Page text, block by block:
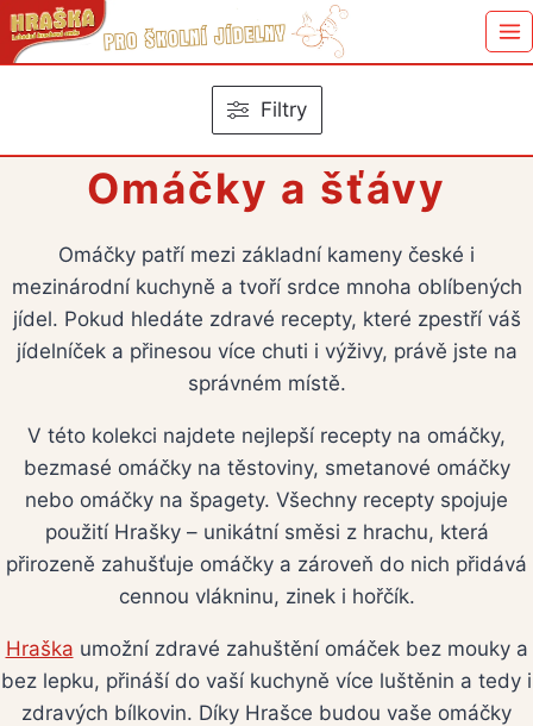
Přeskočit
na
Filtry
Omáčky a šťávy
Omáčky patří mezi základní kameny české i
mezinárodní kuchyně a tvoří srdce mnoha oblíbených
jídel. Pokud hledáte zdravé recepty, které zpestří váš
jídelníček a přinesou více chuti i výživy, právě jste na
správném místě.
V této kolekci najdete nejlepší recepty na omáčky,
bezmasé omáčky na těstoviny, smetanové omáčky
nebo omáčky na špagety. Všechny recepty spojuje
použití Hrašky – unikátní směsi z hrachu, která
přirozeně zahušťuje omáčky a zároveň do nich přidává
cennou vlákninu, zinek i hořčík.
Hraška umožní zdravé zahuštění omáček bez mouky a
bez lepku, přináší do vaší kuchyně více luštěnin a tedy i
zdravých bílkovin. Díky Hrašce budou vaše omáčky